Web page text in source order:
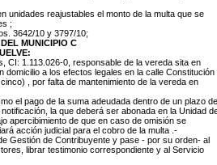
unidades reajustables el monto de la multa que se
;
3642/10 y 3797/10;
MUNICIPIO C
CI: 1.113.026-0, responsable de la vereda sita en
domicilio a los efectos legales en la calle Constitución
, por falta de mantenimiento de la vereda en
el pago de la suma adeudada dentro de un plazo de
la que deberá ser abonada en la Unidad
apercibimiento de que en caso de omisión se
acción judicial para el cobro de la multa .-
Gestión de Contribuyente y pase - por su orden- al
librar testimonio correspondiente y al Servicio